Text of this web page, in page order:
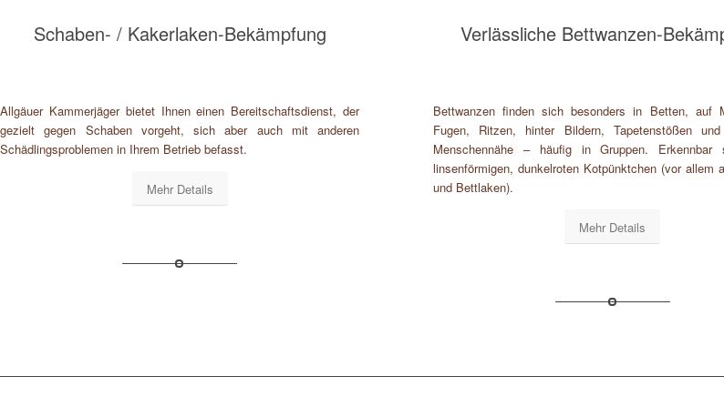
Schaben- / Kakerlaken-Bekämpfung
Allgäuer Kammerjäger bietet Ihnen einen Bereitschaftsdienst, der
gezielt gegen Schaben vorgeht, sich aber auch mit anderen
Schädlingsproblemen in Ihrem Betrieb befasst.
Mehr Details
Verlässliche Bettwanzen-
Bettwanzen finden sich besonders in Betten, auf
Fugen, Ritzen, hinter Bildern, Tapetenstößen
Menschennähe – häufig in Gruppen.
linsenförmigen, dunkelroten Kotpünktchen (vor allem
und Bettlaken).
Mehr Details